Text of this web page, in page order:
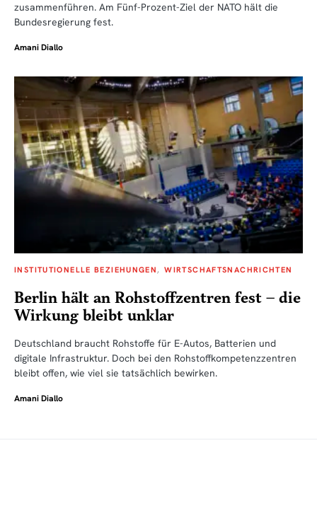
zusammenführen. Am Fünf-Prozent-Ziel der NATO hält die
Bundesregierung fest.
Amani Diallo
INSTITUTIONELLE BEZIEHUNGEN WIRTSCHAFTSNACHRICHTEN
Berlin hält an Rohstoffzentren fest – die
Wirkung bleibt unklar
Deutschland braucht Rohstoffe für E-Autos, Batterien und
digitale Infrastruktur. Doch bei den Rohstoffkompetenzzentren
bleibt offen, wie viel sie tatsächlich bewirken.
Amani Diallo